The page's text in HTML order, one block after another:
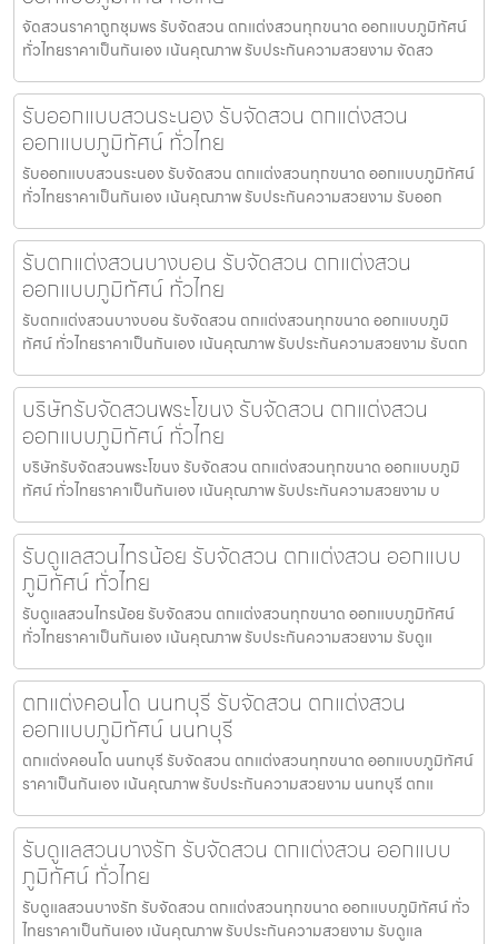
จัดสวนราคาถูกชุมพร รับจัดสวน ตกแต่งสวนทุกขนาด ออกแบบภูมิทัศน์
ทั่วไทยราคาเป็นกันเอง เน้นคุณภาพ รับประกันความสวยงาม จัดสว
รับออกแบบสวนระนอง รับจัดสวน ตกแต่งสวน
ออกแบบภูมิทัศน์ ทั่วไทย
รับออกแบบสวนระนอง รับจัดสวน ตกแต่งสวนทุกขนาด ออกแบบภูมิทัศน์
ทั่วไทยราคาเป็นกันเอง เน้นคุณภาพ รับประกันความสวยงาม รับออก
รับตกแต่งสวนบางบอน รับจัดสวน ตกแต่งสวน
ออกแบบภูมิทัศน์ ทั่วไทย
รับตกแต่งสวนบางบอน รับจัดสวน ตกแต่งสวนทุกขนาด ออกแบบภูมิ
ทัศน์ ทั่วไทยราคาเป็นกันเอง เน้นคุณภาพ รับประกันความสวยงาม รับตก
บริษัทรับจัดสวนพระโขนง รับจัดสวน ตกแต่งสวน
ออกแบบภูมิทัศน์ ทั่วไทย
บริษัทรับจัดสวนพระโขนง รับจัดสวน ตกแต่งสวนทุกขนาด ออกแบบภูมิ
ทัศน์ ทั่วไทยราคาเป็นกันเอง เน้นคุณภาพ รับประกันความสวยงาม บ
รับดูแลสวนไทรน้อย รับจัดสวน ตกแต่งสวน ออกแบบ
ภูมิทัศน์ ทั่วไทย
รับดูแลสวนไทรน้อย รับจัดสวน ตกแต่งสวนทุกขนาด ออกแบบภูมิทัศน์
ทั่วไทยราคาเป็นกันเอง เน้นคุณภาพ รับประกันความสวยงาม รับดูแ
ตกแต่งคอนโด นนทบุรี รับจัดสวน ตกแต่งสวน
ออกแบบภูมิทัศน์ นนทบุรี
ตกแต่งคอนโด นนทบุรี รับจัดสวน ตกแต่งสวนทุกขนาด ออกแบบภูมิทัศน์
ราคาเป็นกันเอง เน้นคุณภาพ รับประกันความสวยงาม นนทบุรี ตกแ
รับดูแลสวนบางรัก รับจัดสวน ตกแต่งสวน ออกแบบ
ภูมิทัศน์ ทั่วไทย
รับดูแลสวนบางรัก รับจัดสวน ตกแต่งสวนทุกขนาด ออกแบบภูมิทัศน์ ทั่ว
ไทยราคาเป็นกันเอง เน้นคุณภาพ รับประกันความสวยงาม รับดูแล